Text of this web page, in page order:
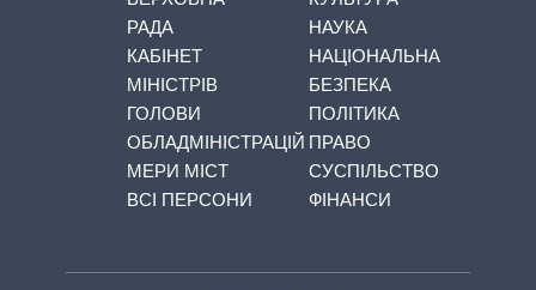
РАДА
КАБІНЕТ
МІНІСТРІВ
ГОЛОВИ
ОБЛАДМІНІСТРАЦІЙ
МЕРИ МІСТ
ВСІ ПЕРСОНИ
НАУКА
НАЦІОНАЛЬНА
БЕЗПЕКА
ПОЛІТИКА
ПРАВО
СУСПІЛЬСТВО
ФІНАНСИ